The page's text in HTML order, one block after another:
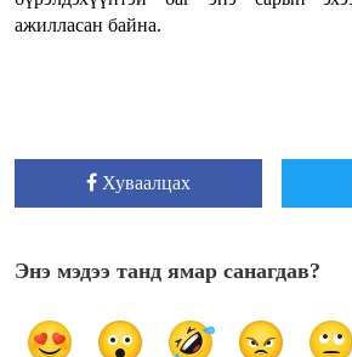
ажилласан байна.
Хуваалцах
Энэ мэдээ танд ямар санагдав?